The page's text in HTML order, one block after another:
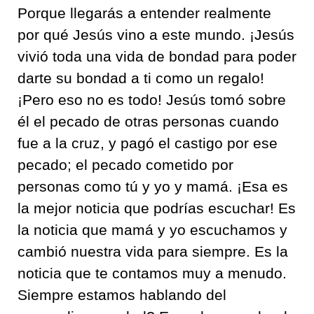
Porque llegarás a entender realmente
por qué Jesús vino a este mundo. ¡Jesús
vivió toda una vida de bondad para poder
darte su bondad a ti como un regalo!
¡Pero eso no es todo! Jesús tomó sobre
él el pecado de otras personas cuando
fue a la cruz, y pagó el castigo por ese
pecado; el pecado cometido por
personas como tú y yo y mamá. ¡Esa es
la mejor noticia que podrías escuchar! Es
la noticia que mamá y yo escuchamos y
cambió nuestra vida para siempre. Es la
noticia que te contamos muy a menudo.
Siempre estamos hablando del